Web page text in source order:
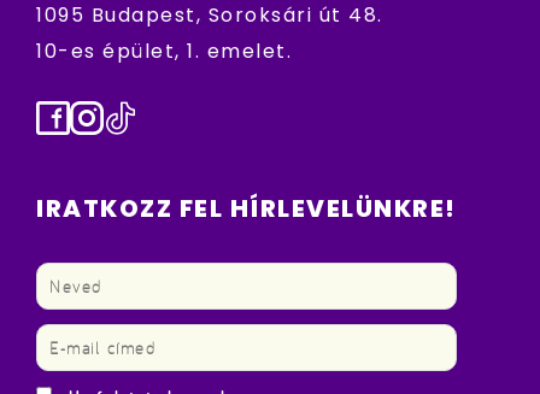
1095 Budapest, Soroksári út 48.
10-es épület, 1. emelet.
Facebook
Instagram
TikTok
IRATKOZZ FEL HÍRLEVELÜNKRE!